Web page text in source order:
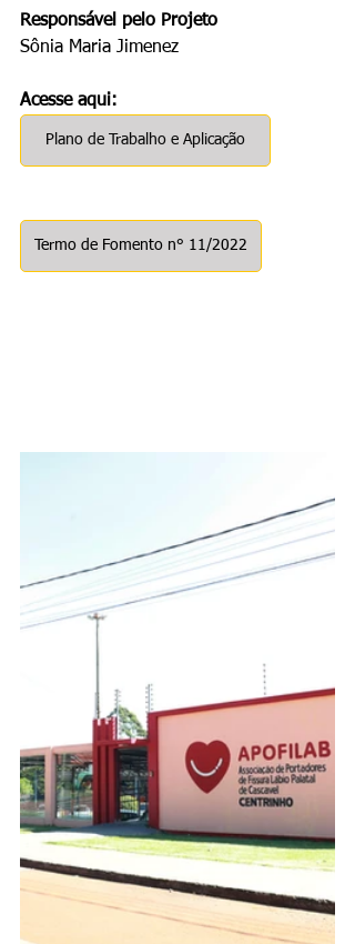
Responsável pelo Projeto
Sônia Maria Jimenez
Acesse aqui:
Plano de Trabalho e Aplicação
Termo de Fomento n° 11/2022